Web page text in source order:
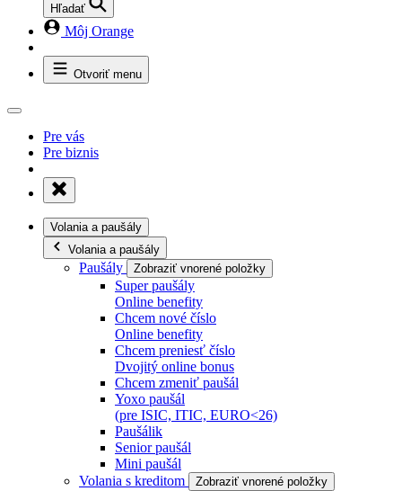
Hľadať
Môj Orange
Otvoriť menu
Pre vás
Pre biznis
Volania a paušály
Volania a paušály
Paušály Zobraziť vnorené položky
Super paušály
Online benefity
Chcem nové číslo
Online benefity
Chcem preniesť číslo
Dvojitý online bonus
Chcem zmeniť paušál
Yoxo paušál
(pre ISIC, ITIC, EURO<26)
Paušálik
Senior paušál
Mini paušál
Volania s kreditom
Zobraziť vnorené položky